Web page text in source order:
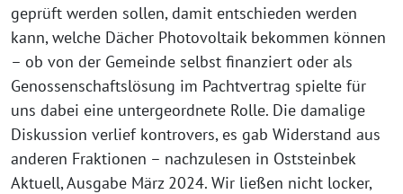
geprüft werden sollen, damit entschieden werden
kann, welche Dächer Photovoltaik bekommen können
– ob von der Gemeinde selbst finanziert oder als
Genossenschaftslösung im Pachtvertrag spielte für
uns dabei eine untergeordnete Rolle. Die damalige
Diskussion verlief kontrovers, es gab Widerstand aus
anderen Fraktionen – nachzulesen in Oststeinbek
Aktuell, Ausgabe März 2024. Wir ließen nicht locker,